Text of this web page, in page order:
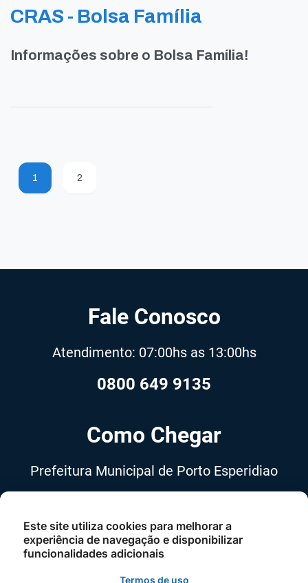
CRAS - Bolsa Família
Informações sobre o Bolsa Família!
1 2
Fale Conosco
Atendimento: 07:00hs as 13:00hs
0800 649 9135
Como Chegar
Prefeitura Municipal de Porto Esperidiao
Centro, Porto Esperidião-MT, Cep
78240-000
Este site utiliza cookies para melhorar a
experiência de navegação e disponibilizar
funcionalidades adicionais
Termos de uso